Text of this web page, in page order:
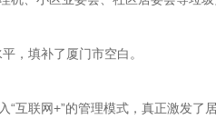
，填补了厦门市空白。
联网+”的管理模式，真正激发了